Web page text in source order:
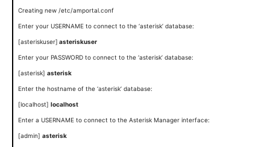
Creating new /etc/amportal.conf
Enter your USERNAME to connect to the ‘asterisk’ database:
[asteriskuser] asteriskuser
Enter your PASSWORD to connect to the ‘asterisk’ database:
[asterisk] asterisk
Enter the hostname of the ‘asterisk’ database:
[localhost] localhost
Enter a USERNAME to connect to the Asterisk Manager interface:
[admin] asterisk